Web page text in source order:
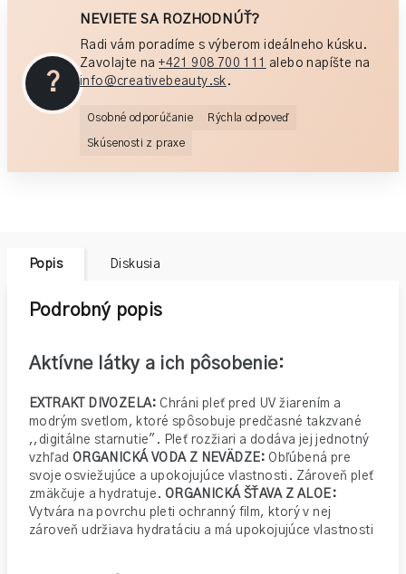
?
NEVIETE SA ROZHODNÚŤ?
Radi vám poradíme s výberom ideálneho kúsku.
Zavolajte na+421 908 700 111
alebo napíšte na
info@creativebeauty.sk .
Osobné odporúčanie Rýchla odpoveď
Skúsenosti z praxe
Popis Diskusia
Podrobný popis
Aktívne látky a ich pôsobenie:
EXTRAKT DIVOZELA: Chráni pleť pred UV žiarením a
modrým svetlom, ktoré spôsobuje predčasné takzvané
,,digitálne starnutie". Pleť rozžiari a dodáva jej jednotný
vzhľad ORGANICKÁ VODA Z NEVÄDZE: Obľúbená pre
svoje osviežujúce a upokojujúce vlastnosti. Zároveň pleť
zmäkčuje a hydratuje. ORGANICKÁ ŠŤAVA Z ALOE:
Vytvára na povrchu pleti ochranný film, ktorý v nej
zároveň udržiava hydratáciu a má upokojujúce vlastnosti